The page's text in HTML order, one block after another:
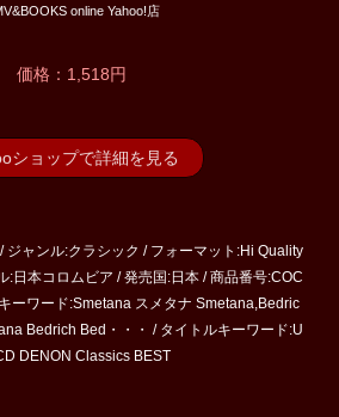
online Yahoo!店
価格：1,518円
ショップで詳細を見る
ャンル:クラシック / フォーマット:Hi Quality
:日本コロムビア / 発売国:日本 / 商品番号:COC
ーワード:Smetana スメタナ Smetana,Bedric
Bedrich Bed・・・ / タイトルキーワード:U
DENON Classics BEST